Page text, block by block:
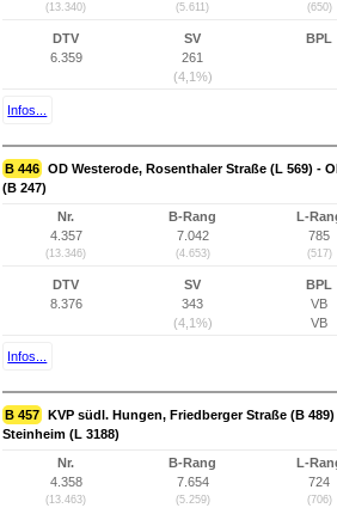
(13.340) (5.611) (650)
DTV
6.359
SV
261
(4,1%)
BPL
Infos...
B 446 OD Westerode, Rosenthaler Straße (L 569) -
(B 247)
Nr.
4.357
(13.346)
B-Rang
7.042
(4.653)
L-
785
(517)
DTV
8.376
SV
343
(4,1%)
BPL
VB
VB
Infos...
B 457 KVP südl. Hungen, Friedberger Straße (B
Steinheim (L 3188)
Nr.
4.358
(13.463)
B-Rang
7.654
(5.259)
L-
724
(706)